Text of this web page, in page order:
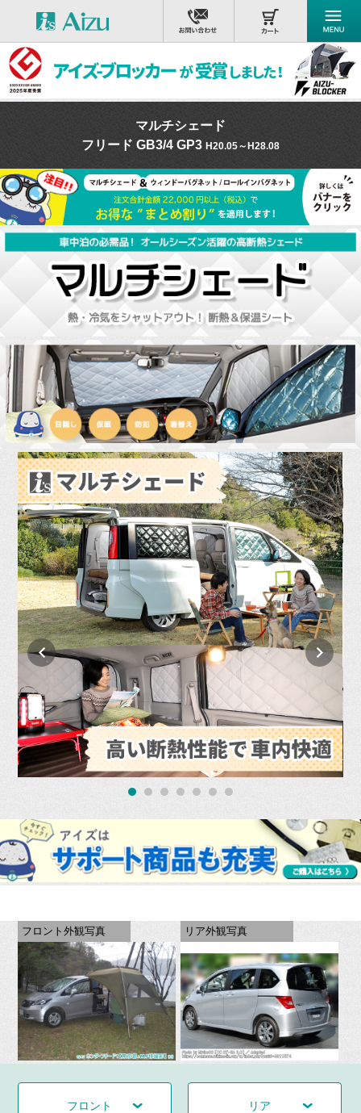
マルチシェード
フリード GB3/4 GP3 H20.05～H28.08
フロント外観写真 リア外観写真
フロント リア